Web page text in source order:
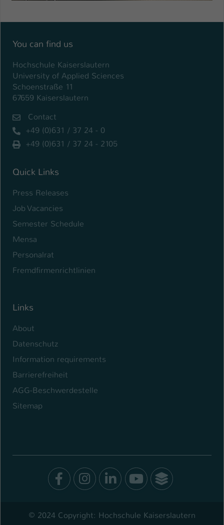
You can find us
Hochschule Kaiserslautern
University of Applied Sciences
Schoenstraße 11
67659 Kaiserslautern
Contact
+49 (0)631 / 37 24 - 0
+49 (0)631 / 37 24 - 2105
Quick Links
Press Releases
Job Vacancies
Semester Schedule
Mensa
Personalrat
Fremdfirmenrichtlinien
Links
About
Datenschutz
Information requirements
Barrierefreiheit
AGG-Beschwerdestelle
Sitemap
Facebook
Instagram
LinkedIn
Youtube
© 2024 Copyright: Hochschule Kaiserslautern